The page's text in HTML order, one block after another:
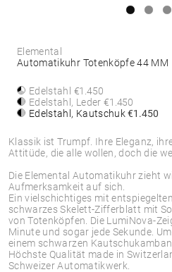
Klassik ist Trumpf. Ihre Eleganz,
Attitüde, die alle wollen, doch die
Die Elemental Automatikuhr zieht
Aufmerksamkeit auf sich.
Ein vielschichtiges mit
schwarzes Skelett-Zifferblatt mit
von Totenköpfen. Die LumiNova-
Minute und sogar jede Sekunde.
einem schwarzen
Höchste Qualität made in
Schweizer Automatikwerk.
Elemental
Automatikuhr Totenköpfe 44 MM
Edelstahl €1.450
Edelstahl, Leder €1.450
Edelstahl, Kautschuk€1.450